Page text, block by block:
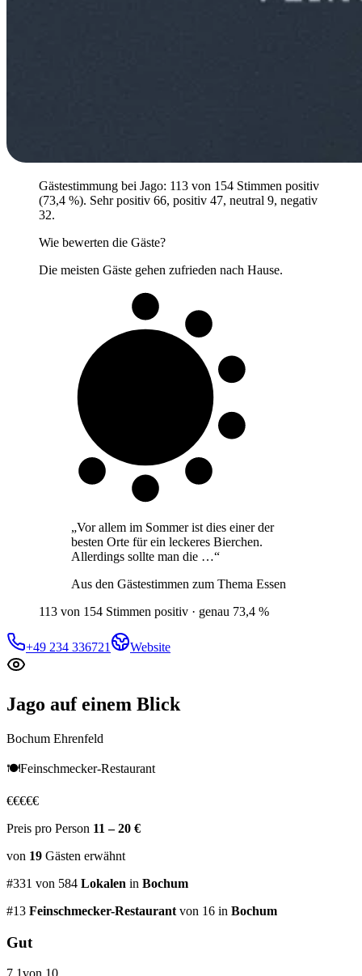
Gästestimmung bei Jago: 113 von 154 Stimmen positiv
(73,4 %). Sehr positiv 66, positiv 47, neutral 9, negativ
32.
Wie bewerten die Gäste?
Die meisten Gäste gehen zufrieden nach Hause.
„Vor allem im Sommer ist dies einer der
besten Orte für ein leckeres Bierchen.
Allerdings sollte man die …“
Aus den Gästestimmen zum Thema Essen
113 von 154 Stimmen positiv · genau 73,4 %
+49 234 336721 Website
Jago auf einem Blick
Bochum Ehrenfeld
🍽️Feinschmecker-Restaurant
€€€€€
Preis pro Person 11 – 20 €
von 19 Gästen erwähnt
#331 von 584 Lokalen in Bochum
#13 Feinschmecker-Restaurant von 16 in Bochum
Gut